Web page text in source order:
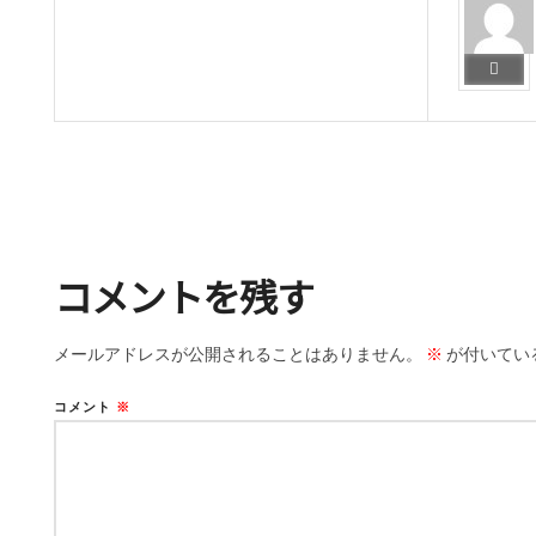
コメントを残す
メールアドレスが公開されることはありません。 ※ が付いてい
コメント ※